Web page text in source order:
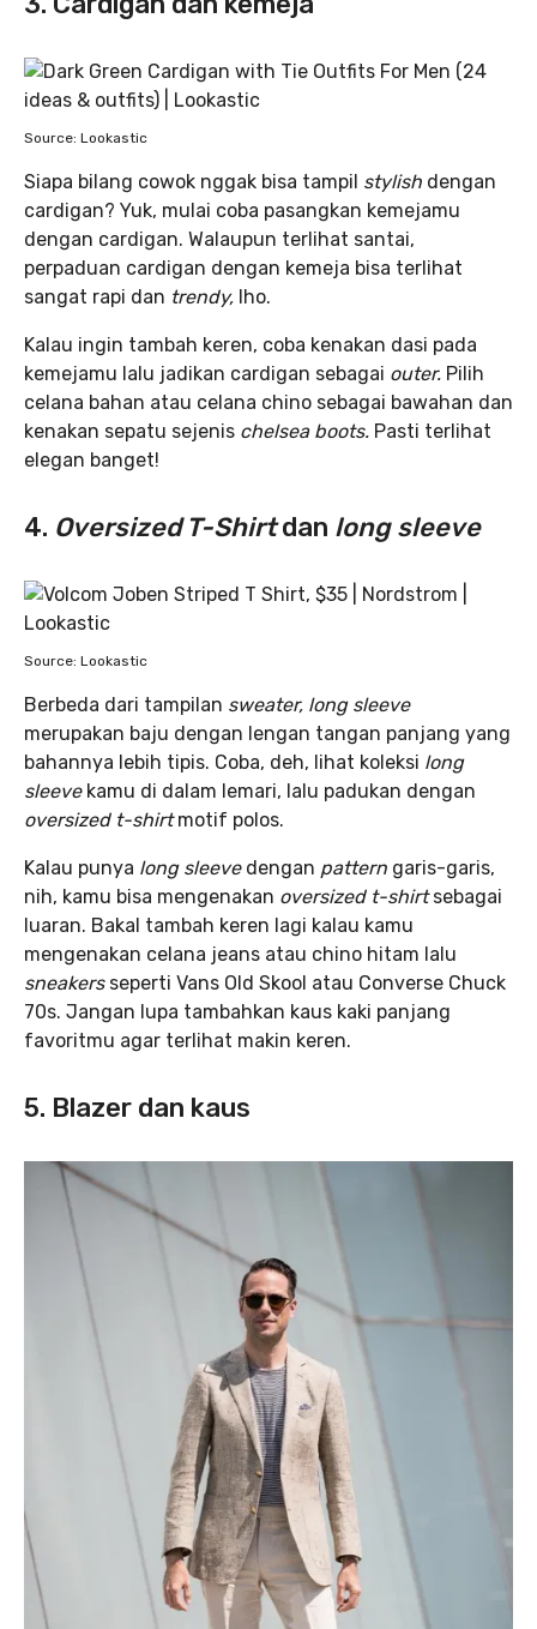
Source: Lookastic
Siapa bilang cowok nggak bisa tampil stylish dengan
cardigan? Yuk, mulai coba pasangkan kemejamu
dengan cardigan. Walaupun terlihat santai,
perpaduan cardigan dengan kemeja bisa terlihat
sangat rapi dan trendy, lho.
Kalau ingin tambah keren, coba kenakan dasi pada
kemejamu lalu jadikan cardigan sebagai outer. Pilih
celana bahan atau celana chino sebagai bawahan dan
kenakan sepatu sejenis chelsea boots. Pasti terlihat
elegan banget!
4. Oversized T-Shirtdan long sleeve
Source: Lookastic
Berbeda dari tampilan sweater, long sleeve
merupakan baju dengan lengan tangan panjang yang
bahannya lebih tipis. Coba, deh, lihat koleksi long
sleeve kamu di dalam lemari, lalu padukan dengan
oversized t-shirtmotif polos.
Kalau punya long sleeve dengan pattern garis-garis,
nih, kamu bisa mengenakan oversized t-shirtsebagai
luaran. Bakal tambah keren lagi kalau kamu
mengenakan celana jeans atau chino hitam lalu
sneakers seperti Vans Old Skool atau Converse Chuck
70s. Jangan lupa tambahkan kaus kaki panjang
favoritmu agar terlihat makin keren.
5. Blazer dan kaus